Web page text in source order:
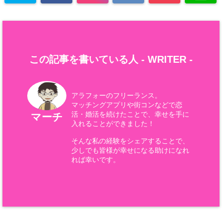
この記事を書いている人 - WRITER -
マーチ
アラフォーのフリーランス。
マッチングアプリや街コンなどで恋
活・婚活を続けたことで、幸せを手に
入れることができました！
そんな私の経験をシェアすることで、
少しでも皆様が幸せになる助けになれ
れば幸いです。